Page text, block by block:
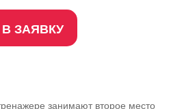
В ЗАЯВКУ
занимают второе место